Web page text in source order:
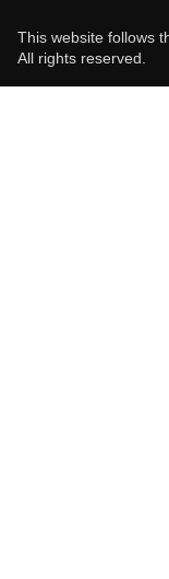
This website follows
All rights reserved.